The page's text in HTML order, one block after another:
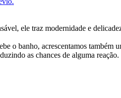
ele traz modernidade e
o banho, acrescentamos
as chances de alguma reação.